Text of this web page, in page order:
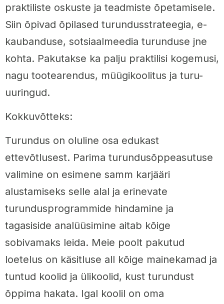
praktiliste oskuste ja teadmiste õpetamisele.
Siin õpivad õpilased turundusstrateegia, e-
kaubanduse, sotsiaalmeedia turunduse jne
kohta. Pakutakse ka palju praktilisi kogemusi,
nagu tootearendus, müügikoolitus ja turu-
uuringud.
Kokkuvõtteks:
Turundus on oluline osa edukast
ettevõtlusest. Parima turundusõppeasutuse
valimine on esimene samm karjääri
alustamiseks selle alal ja erinevate
turundusprogrammide hindamine ja
tagasiside analüüsimine aitab kõige
sobivamaks leida. Meie poolt pakutud
loetelus on käsitluse all kõige mainekamad ja
tuntud koolid ja ülikoolid, kust turundust
õppima hakata. Igal koolil on oma